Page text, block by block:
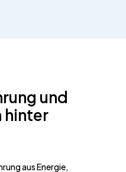
und
hinter
aus Energie,